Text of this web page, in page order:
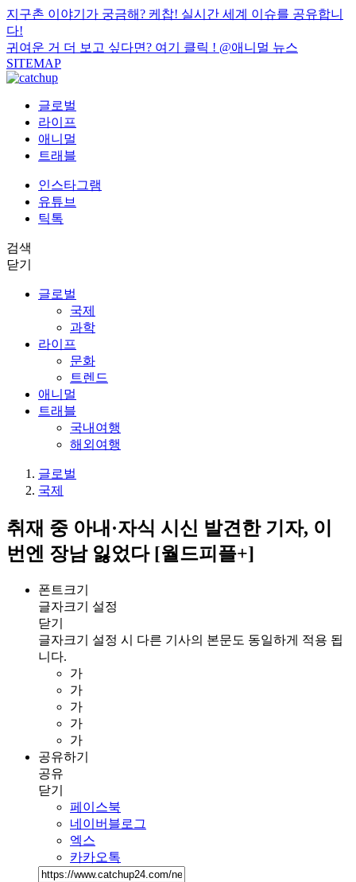
지구촌 이야기가 궁금해? 케찹! 실시간 세계 이슈를 공유합니
다!
귀여운 거 더 보고 싶다면? 여기 클릭 ! @애니멀 뉴스
SITEMAP
글로벌
라이프
애니멀
트래블
인스타그램
유튜브
틱톡
검색
닫기
글로벌
국제
과학
라이프
문화
트렌드
애니멀
트래블
국내여행
해외여행
글로벌
국제
취재 중 아내·자식 시신 발견한 기자, 이
번엔 장남 잃었다 [월드피플+]
폰트크기
글자크기 설정
닫기
글자크기 설정 시 다른 기사의 본문도 동일하게 적용 됩
니다.
가
가
가
가
가
공유하기
공유
닫기
페이스북
네이버블로그
엑스
카카오톡